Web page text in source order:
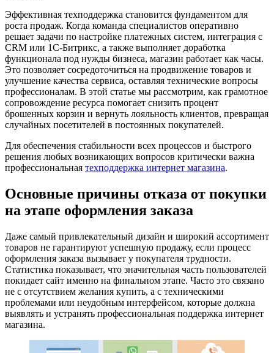
Эффективная техподдержка становится фундаментом для
роста продаж. Когда команда специалистов оперативно
решает задачи по настройке платежных систем, интеграция с
CRM или 1С-Битрикс, а также выполняет доработка
функционала под нужды бизнеса, магазин работает как часы.
Это позволяет сосредоточиться на продвижение товаров и
улучшение качества сервиса, оставляя технические вопросы
профессионалам. В этой статье мы рассмотрим, как грамотное
сопровождение ресурса помогает снизить процент
брошенных корзин и вернуть лояльность клиентов, превращая
случайных посетителей в постоянных покупателей.
Для обеспечения стабильности всех процессов и быстрого
решения любых возникающих вопросов критически важна
профессиональная техподдержка интернет магазина.
Основные причины отказа от покупки
на этапе оформления заказа
Даже самый привлекательный дизайн и широкий ассортимент
товаров не гарантируют успешную продажу, если процесс
оформления заказа вызывает у покупателя трудности.
Статистика показывает, что значительная часть пользователей
покидает сайт именно на финальном этапе. Часто это связано
не с отсутствием желания купить, а с техническими
проблемами или неудобным интерфейсом, которые должна
выявлять и устранять профессиональная поддержка интернет
магазина.